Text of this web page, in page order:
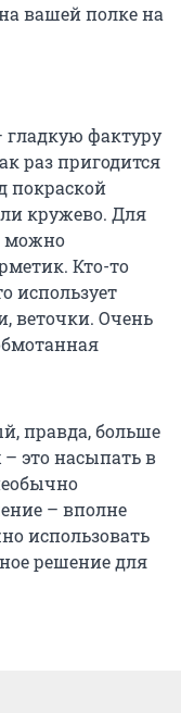
вашей полке на
гладкую фактуру
раз пригодится
покраской
кружево. Для
можно
Кто-то
использует
веточки. Очень
правда, больше
это насыпать в
– вполне
использовать
решение для